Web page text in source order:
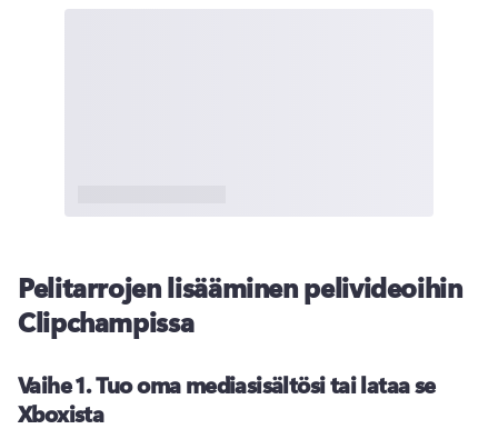
Pelitarrojen lisääminen pelivideoihin
Clipchampissa
Vaihe 1. Tuo oma mediasisältösi tai lataa se
Xboxista